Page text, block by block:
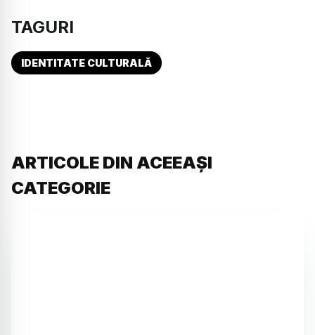
TAGURI
IDENTITATE CULTURALĂ
ARTICOLE DIN ACEEAȘI
CATEGORIE